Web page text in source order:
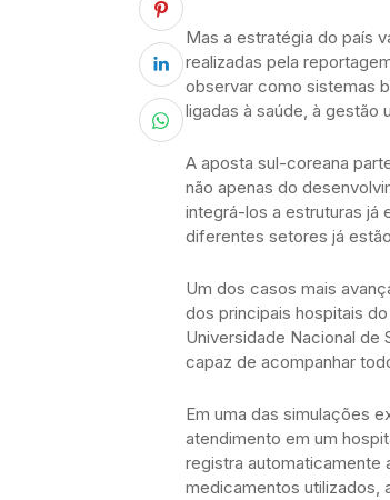
Mas a estratégia do país
realizadas pela
observar como sistemas
ligadas à saúde, à gestão
A aposta sul-coreana
não apenas do
integrá-los a estruturas já
diferentes setores já
Um dos casos mais
dos principais hospitais
Universidade Nacional de
capaz de acompanhar
Em uma das simulações
atendimento em um
registra automaticamente
medicamentos utilizados,